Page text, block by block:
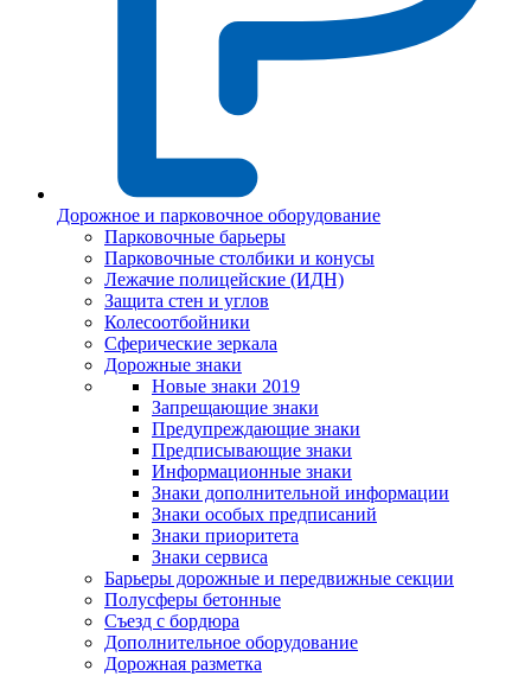
Дорожное и парковочное оборудование
Парковочные барьеры
Парковочные столбики и конусы
Лежачие полицейские (ИДН)
Защита стен и углов
Колесоотбойники
Сферические зеркала
Дорожные знаки
Новые знаки 2019
Запрещающие знаки
Предупреждающие знаки
Предписывающие знаки
Информационные знаки
Знаки дополнительной информации
Знаки особых предписаний
Знаки приоритета
Знаки сервиса
Барьеры дорожные и передвижные секции
Полусферы бетонные
Съезд с бордюра
Дополнительное оборудование
Дорожная разметка